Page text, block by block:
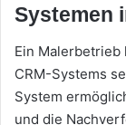
Systemen
Ein
CRM-Systems
System
und die